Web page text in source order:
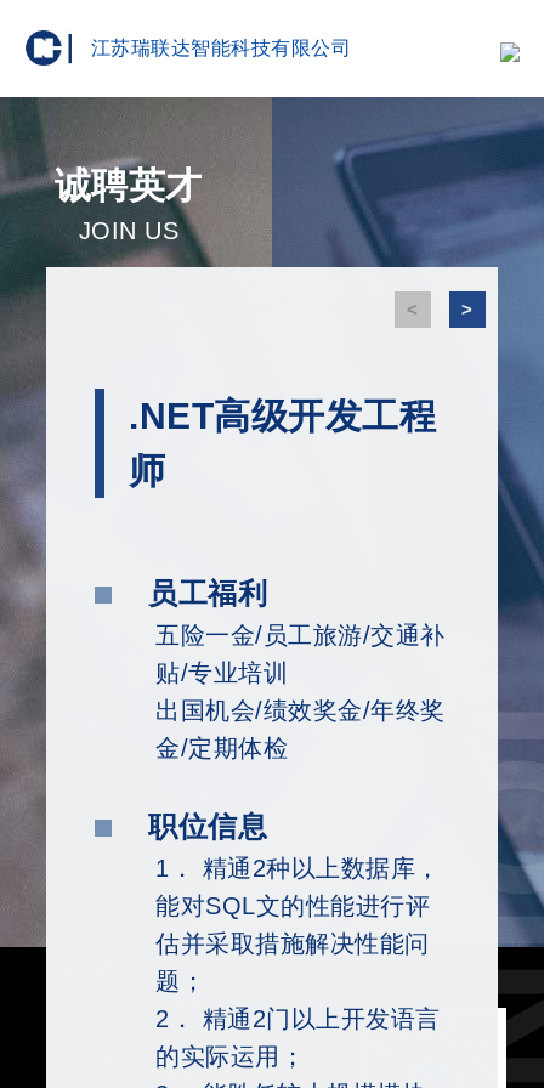
江苏瑞联达智能科技有限公司
诚聘英才
JOIN US
S
.NET高级开发工程
师
员工福利
五险一金/员工旅游/交通补
贴/专业培训
出国机会/绩效奖金/年终奖
金/定期体检
职位信息
1． 精通2种以上数据库，
能对SQL文的性能进行评
估并采取措施解决性能问
题；
2． 精通2门以上开发语言
的实际运用；
< >
苏ICP备
18054961号-1
苏公网安备